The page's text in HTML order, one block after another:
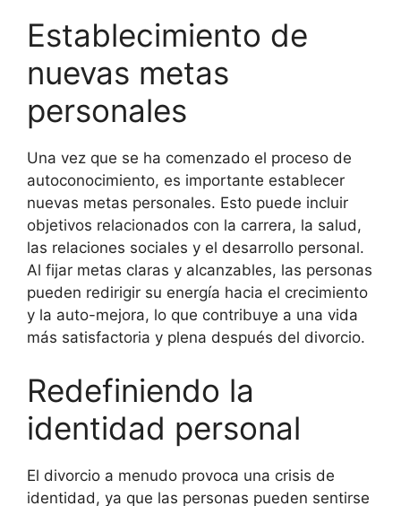
Establecimiento de
nuevas metas
personales
Una vez que se ha comenzado el proceso de
autoconocimiento, es importante establecer
nuevas metas personales. Esto puede incluir
objetivos relacionados con la carrera, la salud,
las relaciones sociales y el desarrollo personal.
Al fijar metas claras y alcanzables, las personas
pueden redirigir su energía hacia el crecimiento
y la auto-mejora, lo que contribuye a una vida
más satisfactoria y plena después del divorcio.
Redefiniendo la
identidad personal
El divorcio a menudo provoca una crisis de
identidad, ya que las personas pueden sentirse